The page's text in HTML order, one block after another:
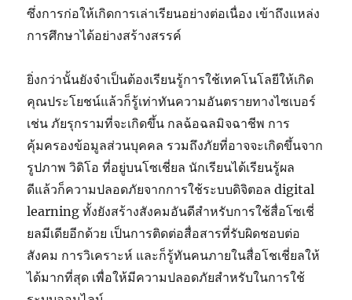
ซึ่งการก่อให้เกิดการเล่าเรียนอย่างต่อเนื่อง เข้าถึงแหล่ง
การศึกษาได้อย่างสร้างสรรค์
ยิ่งกว่านั้นยังจำเป็นต้องเรียนรู้การใช้เทคโนโลยีให้เกิด
คุณประโยชน์แล้วก็รู้เท่าทันความอันตรายทางไซเบอร์
เช่น ภัยรุกรามที่จะเกิดขึ้น กลฉ้อฉลมิจฉาชีพ การ
คุ้มครองข้อมูลส่วนบุคคล รวมถึงภัยที่อาจจะเกิดขึ้นจาก
รูปภาพ วิดิโอ ที่อยู่บนโซเชี่ยล นักเรียนได้เรียนรู้ผล
ดีแล้วก็ความปลอดภัยจากการใช้ระบบดิจิตอล digital
learning ทั้งยังสร้างสังคมอันดีสำหรับการใช้สื่อโซเชี่
ยลมีเดียอีกด้วย เป็นการติดต่อสื่อสารที่รับผิดชอบต่อ
สังคม การวิเคราะห์ และก็รู้ทันคนภายในสื่อโชเชี่ยลให้
ได้มากที่สุด เพื่อให้มีความปลอดภัยสำหรับในการใช้